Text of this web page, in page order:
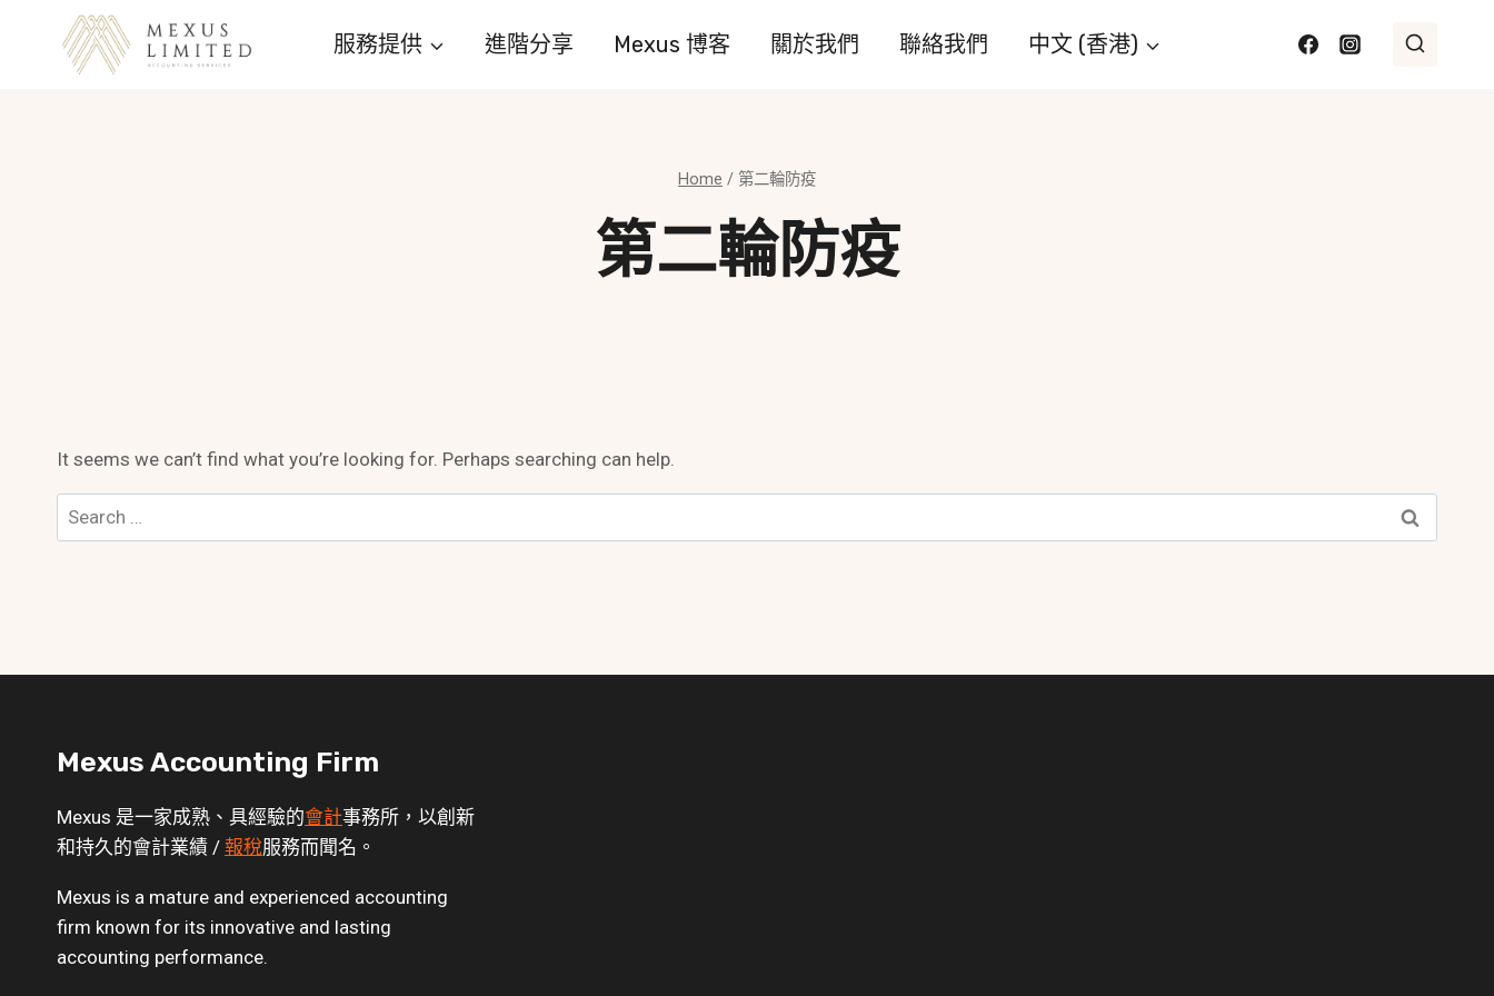
服務提供 進階分享 Mexus 博客 關於我們 聯絡我們 中文 (香港)
Home / 第二輪防疫
第二輪防疫
It seems we can’t find what you’re looking for. Perhaps searching can help.
Search
for:
Mexus Accounting Firm
Mexus 是一家成熟、具經驗的會計事務所，以創新
和持久的會計業績 / 報稅服務而聞名。
Mexus is a mature and experienced accounting
firm known for its innovative and lasting
accounting performance.